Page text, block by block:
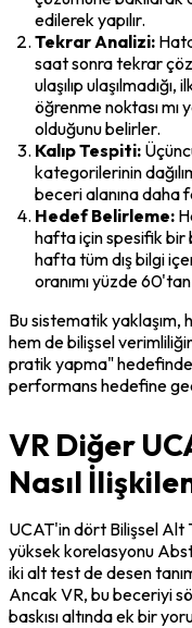
edilerek yapılır.
Tekrar Analizi:
saat sonra tekrar
ulaşılıp
öğrenme noktası mı
olduğunu belirler.
Kalıp Tespiti:
kategorilerinin
beceri alanına daha
Hedef Belirleme:
hafta için spesifik bir
hafta tüm dış bilgi
oranımı yüzde
Bu sistematik yaklaşım,
hem de bilişsel
pratik yapma"
performans hedefine
VR Diğer
Nasıl
UCAT'in dört Bilişsel Alt
yüksek korelasyonu
iki alt test de desen
Ancak VR, bu beceriyi
baskısı altında ek bir